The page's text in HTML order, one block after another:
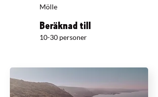
Mölle
Beräknad till
10-30 personer